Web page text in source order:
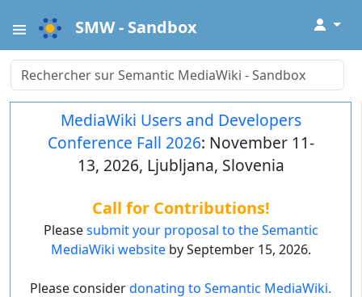
SMW - Sandbox ↓
MediaWiki Users and Developers
Conference Fall 2026: November 11-
13, 2026, Ljubljana, Slovenia
Call for Contributions!
Pleasesubmit your proposal to the Semantic
MediaWiki websiteby September 15, 2026.
Please considerdonating to Semantic MediaWiki.